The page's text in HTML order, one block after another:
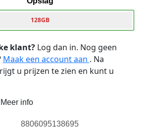
128GB
klant?Log dan in. Nog geen
Maak een account aan . Na
u prijzen te zien en kunt u
info
8806095138695